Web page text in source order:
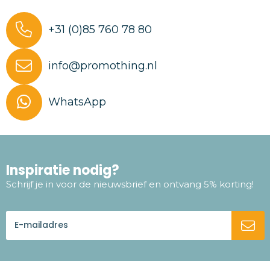
+31 (0)85 760 78 80
info@promothing.nl
WhatsApp
Inspiratie nodig?
Schrijf je in voor de nieuwsbrief en ontvang 5% korting!